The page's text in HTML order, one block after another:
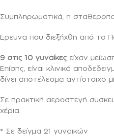
Συμπληρωματικά, η
Έρευνα που διεξήχθη από το
9 στις 10 γυναίκες είχαν
Επίσης, είναι κλινικά
δίνει αποτέλεσμα
Σε πρακτική αεροστεγή
χέρια.
* Σε δείγμα 21 γυναικών